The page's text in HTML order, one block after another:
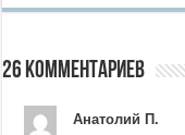
26 комментариев
Анатолий П.